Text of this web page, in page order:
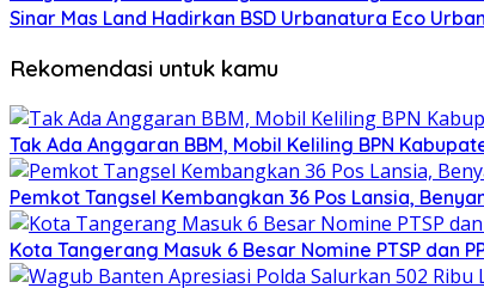
Sinar Mas Land Hadirkan BSD Urbanatura Eco
Rekomendasi untuk kamu
Tak Ada Anggaran BBM, Mobil Keliling BPN
Pemkot Tangsel Kembangkan 36 Pos Lansia,
Kota Tangerang Masuk 6 Besar Nomine PTSP dan